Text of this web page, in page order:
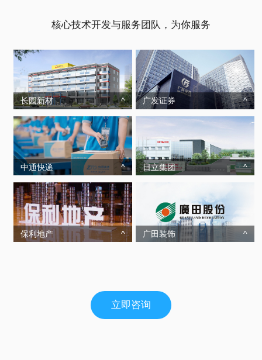
核心技术开发与服务团队，为你服务
长园新材 ^ 广发证券 ^
中通快递 ^ 日立集团 ^
保利地产 ^ 广田装饰 ^
立即咨询